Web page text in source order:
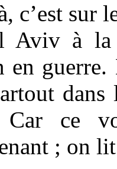
c’est sur
Aviv à
en
dans
Car ce
; on